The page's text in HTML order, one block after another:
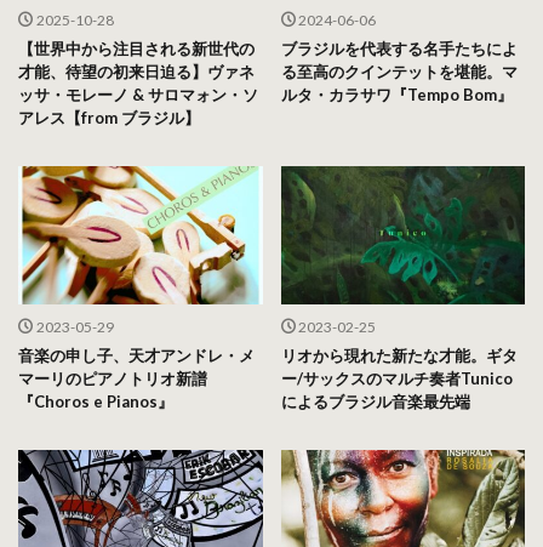
2025-10-28
【世界中から注目される新世代の
才能、待望の初来日迫る】ヴァネ
ッサ・モレーノ & サロマォン・ソ
アレス【from ブラジル】
2024-06-06
ブラジルを代表する名手たちによ
る至高のクインテットを堪能。マ
ルタ・カラサワ『Tempo Bom』
2023-05-29
音楽の申し子、天才アンドレ・メ
マーリのピアノトリオ新譜
『Choros e Pianos』
2023-02-25
リオから現れた新たな才能。ギタ
ー/サックスのマルチ奏者Tunico
によるブラジル音楽最先端